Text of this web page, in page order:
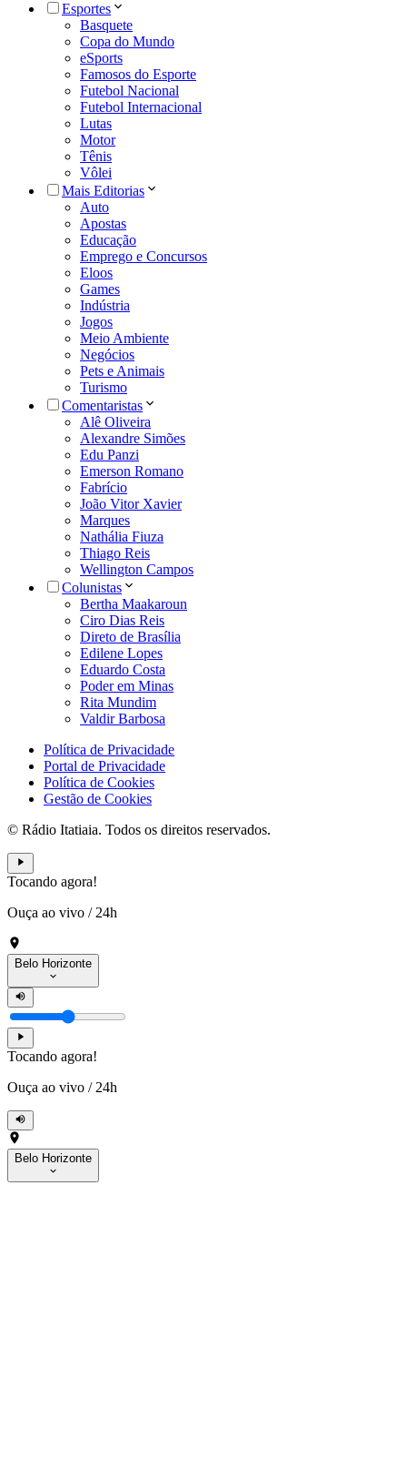
Esportes
Basquete
Copa do Mundo
eSports
Famosos do Esporte
Futebol Nacional
Futebol Internacional
Lutas
Motor
Tênis
Vôlei
Mais Editorias
Auto
Apostas
Educação
Emprego e Concursos
Eloos
Games
Indústria
Jogos
Meio Ambiente
Negócios
Pets e Animais
Turismo
Comentaristas
Alê Oliveira
Alexandre Simões
Edu Panzi
Emerson Romano
Fabrício
João Vitor Xavier
Marques
Nathália Fiuza
Thiago Reis
Wellington Campos
Colunistas
Bertha Maakaroun
Ciro Dias Reis
Direto de Brasília
Edilene Lopes
Eduardo Costa
Poder em Minas
Rita Mundim
Valdir Barbosa
Política de Privacidade
Portal de Privacidade
Política de Cookies
Gestão de Cookies
© Rádio Itatiaia. Todos os direitos reservados.
Tocando agora!
Ouça ao vivo / 24h
Belo Horizonte
Tocando agora!
Ouça ao vivo / 24h
Belo Horizonte